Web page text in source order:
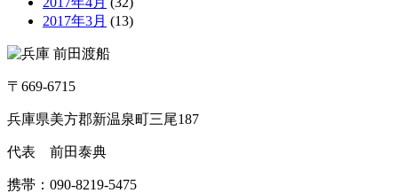
2017年3月 (13)
〒669-6715
兵庫県美方郡新温泉町三尾187
代表 前田泰典
携帯：090-8219-5475